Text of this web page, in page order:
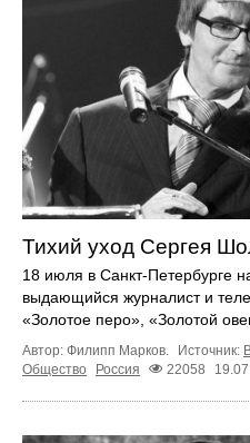
Тихий уход Сергея
18 июля в Санкт-Петербурге
выдающийся журналист и
«Золотое перо», «Золотой
Автор: Филипп Марков. Источник:
Общество
Россия 22058